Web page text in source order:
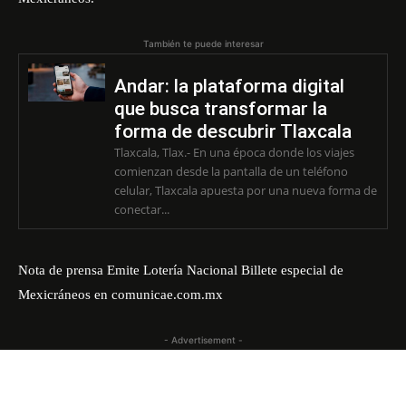
También te puede interesar
Andar: la plataforma digital
que busca transformar la
forma de descubrir Tlaxcala
Tlaxcala, Tlax.- En una época donde los viajes
comienzan desde la pantalla de un teléfono
celular, Tlaxcala apuesta por una nueva forma de
conectar...
Nota de prensa Emite Lotería Nacional Billete especial de
Mexicráneos en comunicae.com.mx
- Advertisement -